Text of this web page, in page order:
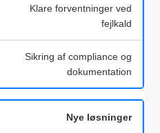
Klare forventninger ved
fejlkald
Sikring af compliance og
dokumentation
Nye løsninger